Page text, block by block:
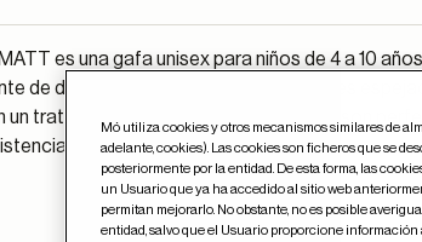
es una gafa unisex para niños de 4 a 10
de doble capa color rojo y azul y lentes
tratamiemto anti-vaho. Estas lentes son
y comomdidad.
15 47
Mó utiliza cookies y otros mecanismos similares de
adelante, cookies). Las cookies son ficheros que se
posteriormente por la entidad. De esta forma, las
un Usuario que ya ha accedido al sitio web
permitan mejorarlo. No obstante, no es posible
entidad, salvo que el Usuario proporcione